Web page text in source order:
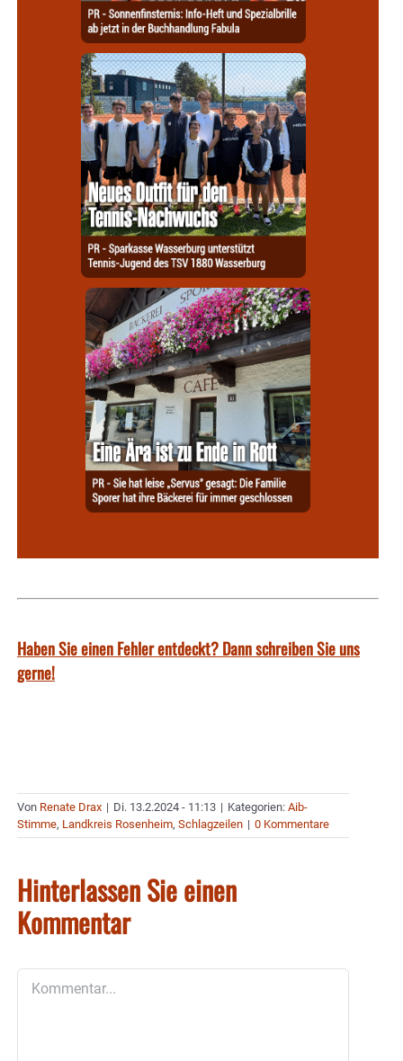
Haben Sie einen Fehler entdeckt? Dann schreiben Sie uns
gerne!
Von Renate Drax | Di. 13.2.2024 - 11:13 | Kategorien: Aib-
Stimme, Landkreis Rosenheim, Schlagzeilen | 0 Kommentare
Hinterlassen Sie einen
Kommentar